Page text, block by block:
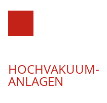
HOCHVAKUUM-
ANLAGEN